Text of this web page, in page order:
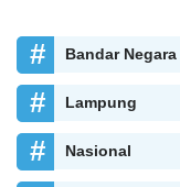
Bandar Negara
Lampung
Nasional